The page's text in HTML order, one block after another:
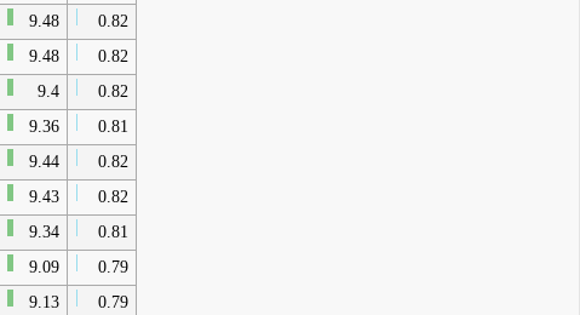
9.48
0.82
9.48
0.82
9.4
0.82
9.36
0.81
9.44
0.82
9.43
0.82
9.34
0.81
9.09
0.79
9.13 0.79